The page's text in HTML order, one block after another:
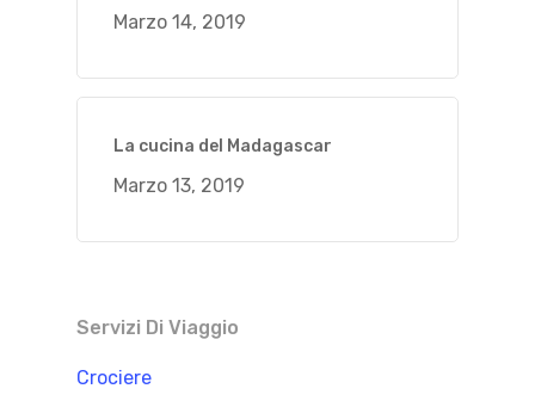
Marzo 14, 2019
La cucina del Madagascar
Marzo 13, 2019
Servizi Di Viaggio
Crociere